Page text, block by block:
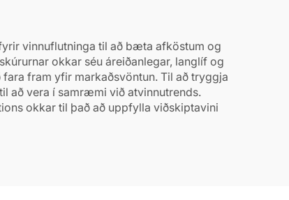
vinnuflutninga til að bæta afköstum og
okkar séu áreiðanlegar, langlíf og
fram yfir markaðsvöntun. Til að tryggja
að vera í samræmi við atvinnutrends.
okkar til það að uppfylla viðskiptavini